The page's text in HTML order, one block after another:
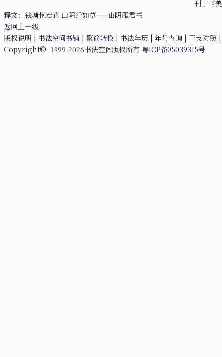
刊于 《
释文：钱塘艳若花 山阴纤如草——山阴雁君书
返回上一级
版权说明 | 书法空间书铺 | 繁简转换 | 书法年历 | 年号查询 | 干支对照
Copyright© 1999-2026书法空间版权所有 粤ICP备05039315号